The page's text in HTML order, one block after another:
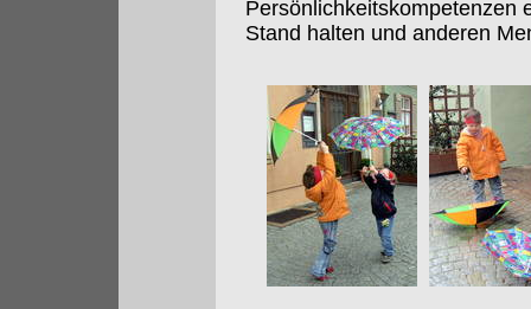
Persönlichkeitskompetenzen
Stand halten und anderen